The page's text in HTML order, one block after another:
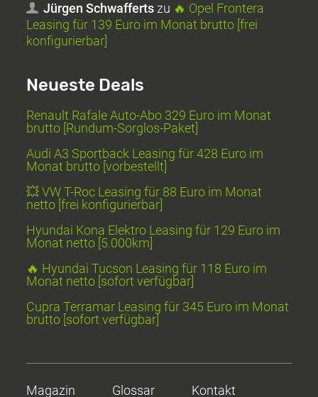
Jürgen Schwaffertszu 🔥 Opel Frontera
Leasing für 139 Euro im Monat brutto [frei
konfigurierbar]
Neueste Deals
Renault Rafale Auto-Abo 329 Euro im Monat
brutto [Rundum-Sorglos-Paket]
Audi A3 Sportback Leasing für 428 Euro im
Monat brutto [vorbestellt]
💥 VW T-Roc Leasing für 88 Euro im Monat
netto [frei konfigurierbar]
Hyundai Kona Elektro Leasing für 129 Euro im
Monat netto [5.000km]
🔥 Hyundai Tucson Leasing für 118 Euro im
Monat netto [sofort verfügbar]
Cupra Terramar Leasing für 345 Euro im Monat
brutto [sofort verfügbar]
Magazin Glossar Kontakt